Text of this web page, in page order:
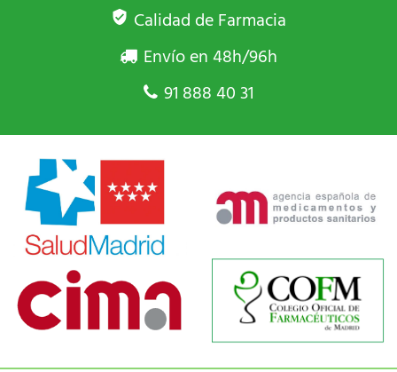
Calidad de Farmacia
Envío en 48h/96h
91 888 40 31